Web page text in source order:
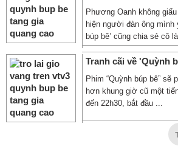
Phương Oanh không
hiện người đàn ông mình
búp bê’ cũng chia sẻ cô
Tranh cãi về 'Quỳnh
Phim “Quỳnh búp bê” sẽ
hơn khung giờ cũ một
đến 22h30, bắt đầu ...